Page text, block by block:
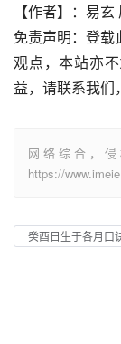
【作者】：易
免责声明：登
观点，本站亦
益，请联系我们
网络综合，
https://
癸酉日生于各月口